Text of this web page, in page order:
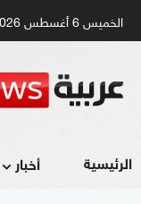
الخميس 6 أغسطس 2026
الرئيسية أخبار